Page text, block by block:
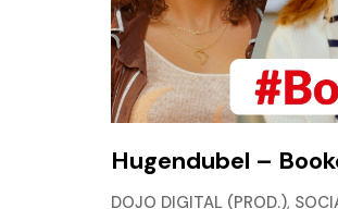
Hugendubel –
DOJO DIGITAL (PROD.),